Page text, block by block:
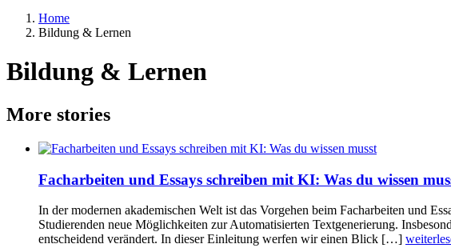
Home
Bildung & Lernen
Bildung & Lernen
More stories
Facharbeiten und Essays schreiben mit KI: Was du wissen
In der modernen akademischen Welt ist das Vorgehen beim Facharbeiten und
Studierenden neue Möglichkeiten zur Automatisierten Textgenerierung.
entscheidend verändert. In dieser Einleitung werfen wir einen Blick […]